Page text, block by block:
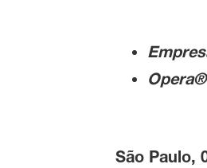
São Paulo,